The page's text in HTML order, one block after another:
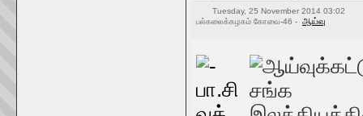
Tuesday, 25 November 2014 03:02
பல்கலைக்கழகம் கோவை-46 - ஆய்வு